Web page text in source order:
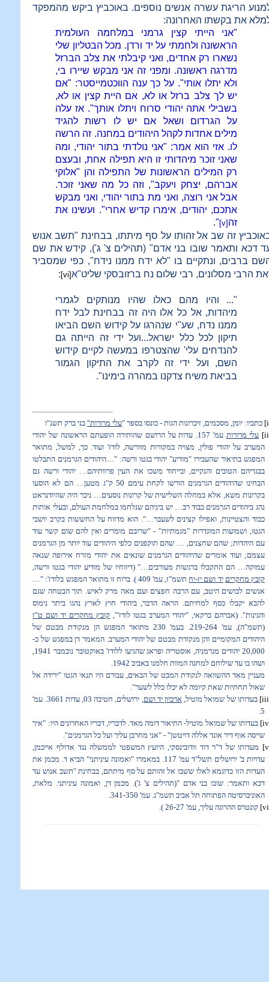
הריגת עשרה אנשים נוספים. באוכביץ ביקש מהמפקד
את בקשתו האחרונה:
"אני הייתי קצין גרמני במלחמה העולמית
הראשונה ולחמתי על יד ורדן. מכל הבטליון שלי
נשארו רק אחדים, ואני קיבלתי את צלב הברזל
מדרגה ראשונה. ומפני זה אני מבקש שיירו בי,
ולא יתלו אותי". על כך ענה הווכטמייסטר: "אם
יש לך צלב ברזל או לא, אם היית קצין או לא,
בשבילי אתה יהודי סרוח ויתלו אותך". אז עלה
על הגרדום ושאל אם יש לו רשות להגיד
מילים אחדות לקהל היהודים במחנה. זה הרשה
לו. אזי הוא אמר: "אני נולדתי בתור יהודי, ומה
שאני זוכר מיהדותי זו היא תפילה אחת, ובעצם
רק המילים הראשונות של התפילה והן "אלוקי
אברהם, יצחק ויעקב", וזה כל מה שאני זוכר.
אבל אני רוצה, ואני מת בתור יהודי, ואני מבקש
אתכם, יהודים, אימרו קדיש אחרי". ועשינו את
זה [v]
".
זה שב אל זהותו על סף מיתתו, בבחינת "תשב אנוש
דכא ותאמר שובו בני אדם" (תהילים צ' ג'), קידש את שם
ברבים, ונתקיים בו "לא ידח ממנו נידח", כפי שמסביר
הרבי מסלונים, רבי שלום נח ברזובסקי שליט"א[vi]
:
"... והיו מהם כאלו שהיו מנותקים לגמרי
מיהדות, אל כל אלו היה זה בבחינת לבל ידח
ממנו נדח, שע"י שנהרגו על קידוש השם הביאו
תיקון לכל כלל ישראל...ועל ידי זה הייתה גם
להנדחים עלי' שהצטרפו במעשה לקיים קידוש
השם, ועל ידי זה
לקרב את התיקון הגמור
בביאת משיח צדקנו במהרה בימינו".
כתביו: יומן, מסכמים, זיכרונות הגות - כונסו בספר "עלי מרורות" בני ברק תשנ"ו
עלי מרורות
עמ' 157. עדות על הרושם שהותירה הופעתם הראשונה של יהודי
המערב על יהודי פולין, מצויה במקורות מוורשה, לודז' ועוד. כך, למשל, מתואר
המפגש בתיאור שהעבירו "מודיע" יהודי בגטו ורשה: "…היהודים הגרמנים התבלטו
בבגדיהם הטובים והנקיים, ובייחוד משכו את העין פרוותיהם… יהודי ורשה גם
הבחינו שהיהודים הגרמנים הורשו לקחת עימם 50 ק"ג מטען
… הם לא הוסעו
בקרונות משא, אלא במחלה השלישית של קרונות נוסעים… ניכר היה שהיודנראט
נהג ביהודים הגרמנים כבוד רב… יש ביניהם שנלחמו במלחמת העולם, ובעלי אותות
כבוד והצטיינות, ואפילו קצינים לשעבר…". הוא מדווח על החששות בקרב יושבי
הגטו, ושמועות המוגדרות "מגמתיות" - "שרובם מומרים ואין להם שום קשר עוד
עם היהדות; שהם שחצנים, … שהם תוקפנים כלפי היהודים עוד יותר מן הגרמנים
עצמם; ועוד אומרים שהיהודים הגרמנים שונאים את יהודי מזרח אירופה שנאה
עמוקה… הם התקבלו ברגשות מעורבים…" (דיווחיו של מודיע יהודי בגטו ורשה,
קובץ מחקרים יד ושם יז-יח תשמ"ז, עמ' 409 ). ברוח זו מתואר המפגש בלודז': "
…
אנשים לבושים היטב, עם הרבה חפצים ועם מאה מרק לאיש. תוך הבטחה שגם
להבא יקבלו כסף למחיתם. הראה הדבר, ביהודי חוץ לארץ נהגו ביתר נימוס
והגינות". (אברהם ברקאי, "יהודי המערב בגטו לודז'", קובץ מחקרים יד ושם ט"ז
(תשמ"ה), עמ' 219-264. בעמ' 230 מתואר המפגש הן מנקודת מבטם של
היהודים המקומיים והן מנקודת מבטם של יהודי המערב. המאמר דן במפגש של כ-
20,000 יהודים מגרמניה, אוסטריה ופראג שהגיעו ללודז' באוקטובר נובמבר 1941,
ושהו בו עד שילוחם למחנה המוות חלמנו באביב 1942.
מעניין מאד ההשוואה לנקודת המבט של הבאים, עבורם היו תנאי הגטו "ירידה אל
שאול תחתיות שאת קיומה לא יכלו כלל לשער".
בעדותו של שמואל מוטיל, ארכיון יד ושם,
ירושלים, חטיבה 03, עדות 3661. עמ'
5.
בעדותו של שמואל מוטיל- התיאור דומה מאד. לדבריו, דבריו האחרונים היו: "איך
שייסה אוף דיר אונד אללה דויטשן" - "אני מחרבן עליך ועל כל הגרמנים".
מעדותו של ד"ר דוד וודובינסקי, היועץ המשפטי לממשלה נגד אדולף אייכמן,
עדויות ב' ירושלים תשל"ד עמ' 117. במאמרו "ואמונה עיניתני" הביא ד. מכמן את
העדות הזו כדוגמא לאלו ששבו אל זהותם על סף מיתתם, בבחינת "תשב אנוש עד
דכא ותאמר: שובו בני אדם "(תהילים צ' ג'). מכמן דן, ואמונה עיניתני. מלאת,
האוניברסיטה הפתוחה תל אביב תשמ"ג. עמ' 341-350.
קונטרס ההרוגה עליך, עמ' 26-27 ).